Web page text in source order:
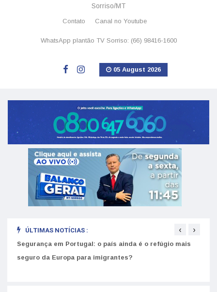
Sorriso/MT
Contato Canal no Youtube
WhatsApp plantão TV Sorriso: (66) 98416-1600
05 August 2026
ÚLTIMAS NOTÍCIAS :
Segurança em Portugal: o país ainda é o refúgio mais
seguro da Europa para imigrantes?
‹ ›